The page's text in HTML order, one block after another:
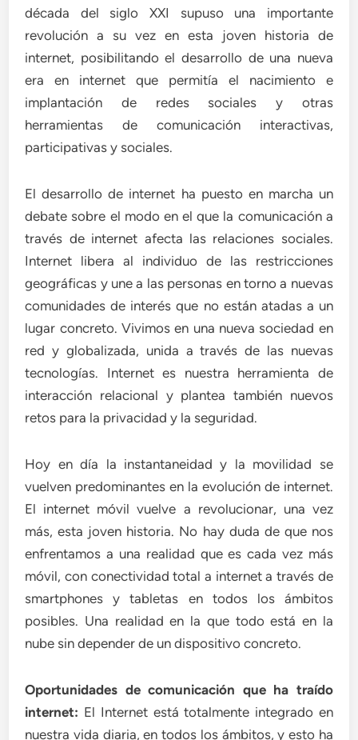
década del siglo XXI supuso una importante
revolución a su vez en esta joven historia de
internet, posibilitando el desarrollo de una nueva
era en internet que permitía el nacimiento e
implantación de redes sociales y otras
herramientas de comunicación interactivas,
participativas y sociales.
El desarrollo de internet ha puesto en marcha un
debate sobre el modo en el que la comunicación a
través de internet afecta las relaciones sociales.
Internet libera al individuo de las restricciones
geográficas y une a las personas en torno a nuevas
comunidades de interés que no están atadas a un
lugar concreto. Vivimos en una nueva sociedad en
red y globalizada, unida a través de las nuevas
tecnologías. Internet es nuestra herramienta de
interacción relacional y plantea también nuevos
retos para la privacidad y la seguridad.
Hoy en día la instantaneidad y la movilidad se
vuelven predominantes en la evolución de internet.
El internet móvil vuelve a revolucionar, una vez
más, esta joven historia. No hay duda de que nos
enfrentamos a una realidad que es cada vez más
móvil, con conectividad total a internet a través de
smartphones y tabletas en todos los ámbitos
posibles. Una realidad en la que todo está en la
nube sin depender de un dispositivo concreto.
Oportunidades de comunicación que ha traído
internet: El Internet está totalmente integrado en
nuestra vida diaria, en todos los ámbitos, y esto ha